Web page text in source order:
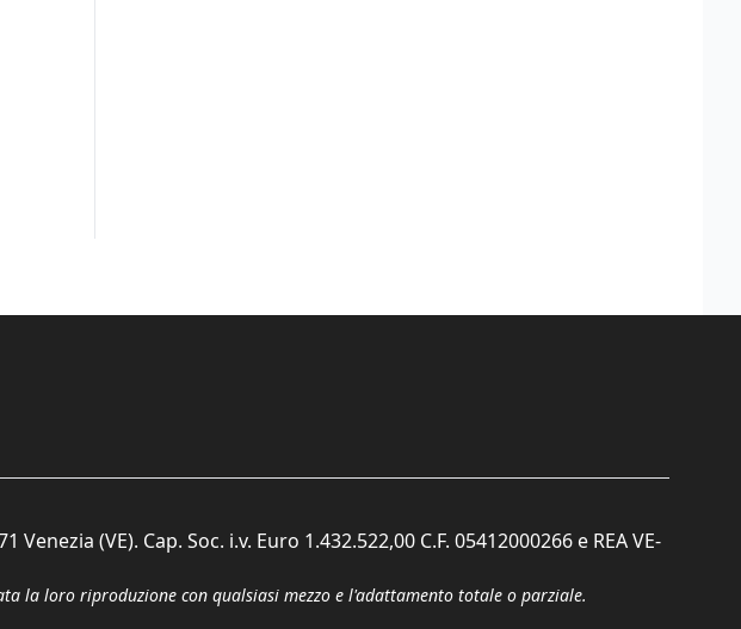
(VE). Cap. Soc. i.v. Euro 1.432.522,00 C.F. 05412000266 e REA VE-
la loro riproduzione con qualsiasi mezzo e l'adattamento totale o parziale.